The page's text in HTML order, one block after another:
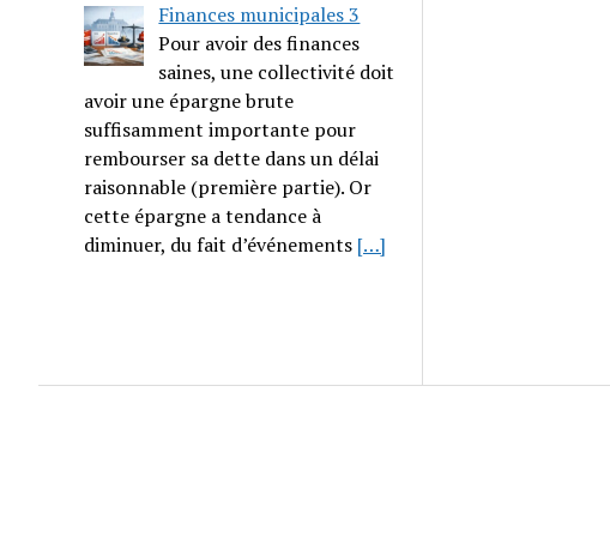
Finances municipales 3
Pour avoir des finances
saines, une collectivité doit
avoir une épargne brute
suffisamment importante pour
rembourser sa dette dans un délai
raisonnable (première partie). Or
cette épargne a tendance à
diminuer, du fait d’événements […]